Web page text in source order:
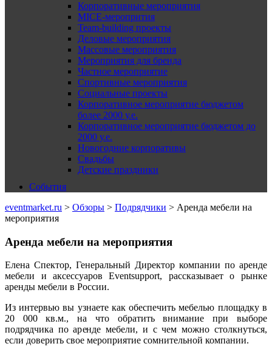
Корпоративные мероприятия
MICE-меропрития
Team-building проекты
Деловые мероприятия
Массовые мероприятия
Мероприятия для бренда
Частное мероприятие
Спортивные мероприятия
Социальные проекты
Корпоративное мероприятие бюджетом
более 2000 у.е.
Корпоративное мероприятие бюджетом до
2000 у.е.
Новогодние корпоративы
Свадьбы
Детские праздники
События
eventmarket.ru > Обзоры > Подрядчики > Аренда мебели на
мероприятия
Аренда мебели на мероприятия
Елена Спектор, Генеральный Директор компании по аренде
мебели и аксессуаров Eventsupport, рассказывает о рынке
аренды мебели в России.
Из интервью вы узнаете как обеспечить мебелью площадку в
20 000 кв.м., на что обратить внимание при выборе
подрядчика по аренде мебели, и с чем можно столкнуться,
если доверить свое мероприятие сомнительной компании.